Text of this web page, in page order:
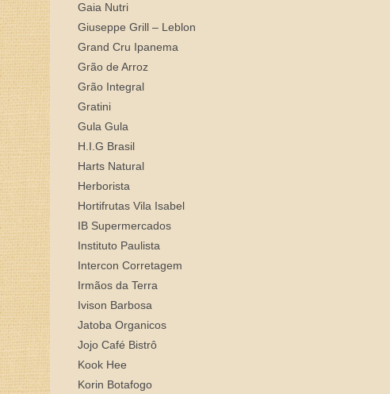
Gaia Nutri
Giuseppe Grill – Leblon
Grand Cru Ipanema
Grão de Arroz
Grão Integral
Gratini
Gula Gula
H.I.G Brasil
Harts Natural
Herborista
Hortifrutas Vila Isabel
IB Supermercados
Instituto Paulista
Intercon Corretagem
Irmãos da Terra
Ivison Barbosa
Jatoba Organicos
Jojo Café Bistrô
Kook Hee
Korin Botafogo